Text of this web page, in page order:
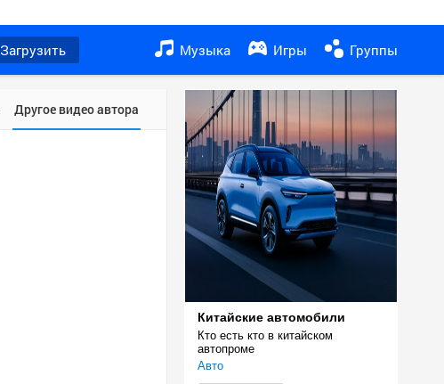
Загрузить Музыка Игры Группы
Другое видео автора
Китайские автомобили
Кто есть кто в китайском
автопроме
Авто